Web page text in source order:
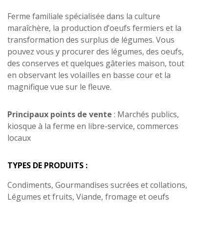
Ferme familiale spécialisée dans la culture
maraîchère, la production d’oeufs fermiers et la
transformation des surplus de légumes. Vous
pouvez vous y procurer des légumes, des oeufs,
des conserves et quelques gâteries maison, tout
en observant les volailles en basse cour et la
magnifique vue sur le fleuve.
Principaux points de vente : Marchés publics,
kiosque à la ferme en libre-service, commerces
locaux
TYPES DE PRODUITS :
Condiments, Gourmandises sucrées et collations,
Légumes et fruits, Viande, fromage et oeufs